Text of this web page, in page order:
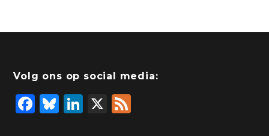
Volg ons op social media:
F
Bl
Li
X